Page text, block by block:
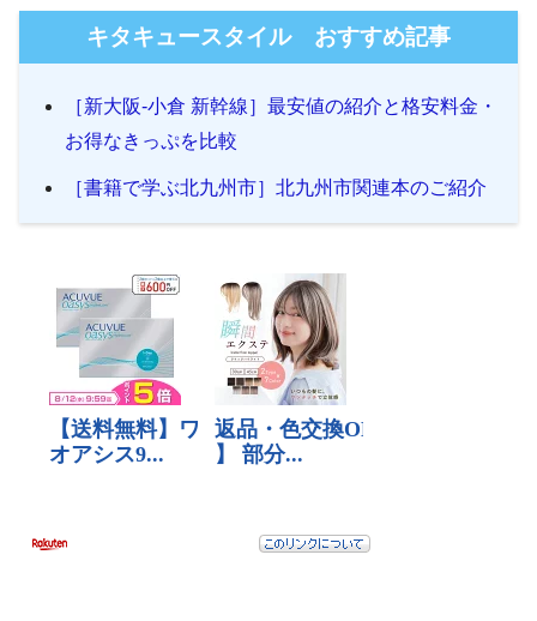
キタキュースタイル おすすめ記事
［新大阪-小倉 新幹線］最安値の紹介と格安料金・
お得なきっぷを比較
［書籍で学ぶ北九州市］北九州市関連本のご紹介